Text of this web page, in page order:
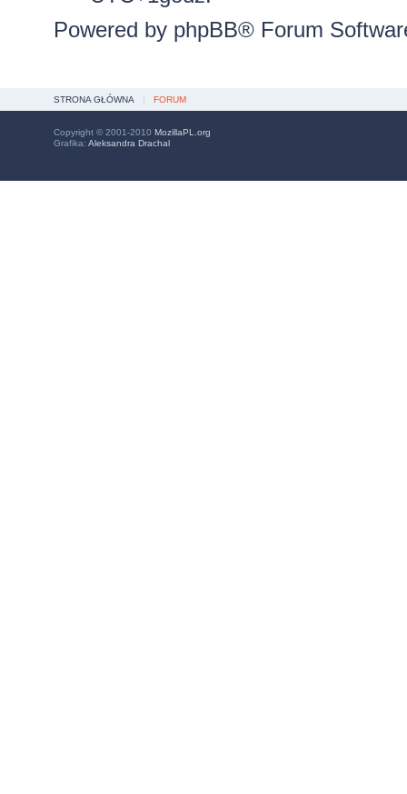
Powered by phpBB® Forum
STRONA GŁÓWNA FORUM
Copyright © 2001-2010 MozillaPL.org
Grafika: Aleksandra Drachal